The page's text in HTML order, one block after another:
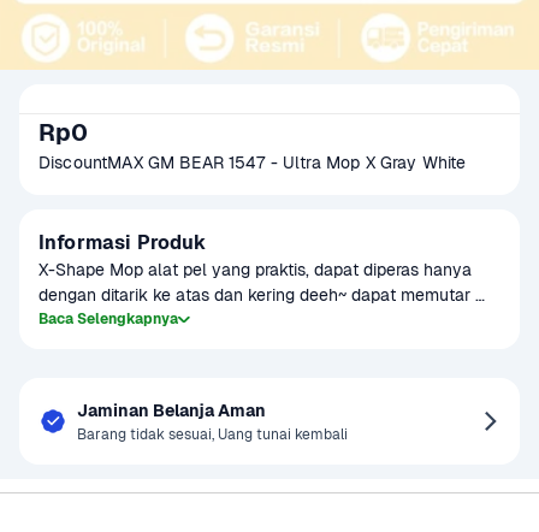
Rp0
DiscountMAX GM BEAR 1547 - Ultra Mop X Gray White
Informasi Produk
X-Shape Mop alat pel yang praktis, dapat diperas hanya
dengan ditarik ke atas dan kering deeh~ dapat memutar
360 derajat. Daya serap air sangat baik karena mop dari
Baca Selengkapnya
Jaminan Belanja Aman
Barang tidak sesuai, Uang tunai kembali